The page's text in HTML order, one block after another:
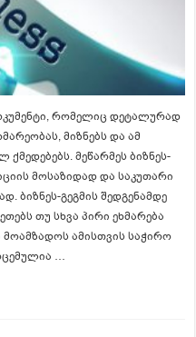
რომელიც დეტალურად
მიზნებს და ამ
ქმედებებს. მეწარმეს ბიზნეს-
მოსაზიდად და საკუთარი
ბიზნეს-გეგმის შედგენამდე
თუ სხვა პირი ეხმარება
ამისთვის საჭირო
…